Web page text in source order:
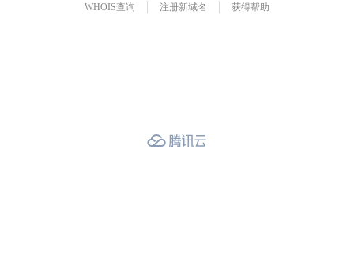
WHOIS查询 注册新域名 获得帮助